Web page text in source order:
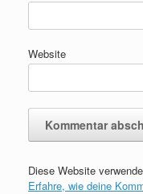
Website
Diese Website
Erfahre, wie deine